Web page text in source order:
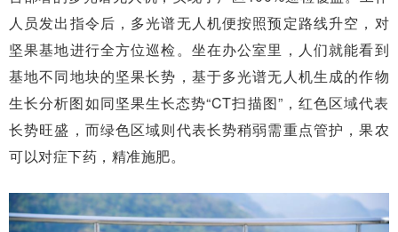
人员发出指令后，多光谱无人机便按照预定路线升空，对
坚果基地进行全方位巡检。坐在办公室里，人们就能看到
基地不同地块的坚果长势，基于多光谱无人机生成的作物
生长分析图如同坚果生长态势“CT扫描图”，红色区域代表
长势旺盛，而绿色区域则代表长势稍弱需重点管护，果农
可以对症下药，精准施肥。